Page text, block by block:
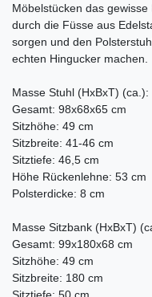
Möbelstücken das
durch die Füsse aus
sorgen und den
echten Hingucker machen.
Masse Stuhl (HxBxT) (ca.):
Gesamt: 98x68x65 cm
Sitzhöhe: 49 cm
Sitzbreite: 41-46 cm
Sitztiefe: 46,5 cm
Höhe Rückenlehne: 53 cm
Polsterdicke: 8 cm
Masse Sitzbank (HxBxT)
Gesamt: 99x180x68 cm
Sitzhöhe: 49 cm
Sitzbreite: 180 cm
Sitztiefe: 50 cm